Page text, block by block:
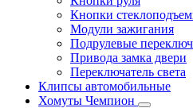
Кнопки
Модули зажигания
Подрулевые
Привода замка двери
Переключатель света
Клипсы автомобильные
Хомуты Чемпион